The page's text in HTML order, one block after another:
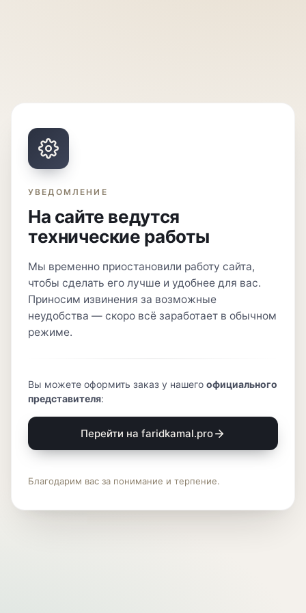
УВЕДОМЛЕНИЕ
На сайте ведутся
технические работы
Мы временно приостановили работу сайта,
чтобы сделать его лучше и удобнее для вас.
Приносим извинения за возможные
неудобства — скоро всё заработает в обычном
режиме.
Вы можете оформить заказ у нашего официального
представителя:
Перейти на faridkamal.pro
Благодарим вас за понимание и терпение.